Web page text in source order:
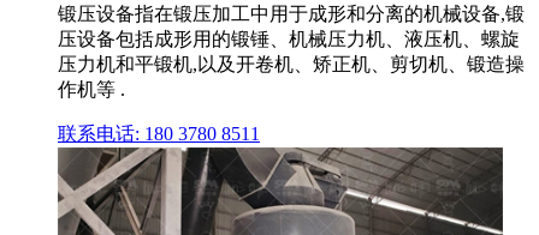
锻压设备指在锻压加工中用于成形和分离的机械设备,锻
压设备包括成形用的锻锤、机械压力机、液压机、螺旋
压力机和平锻机,以及开卷机、矫正机、剪切机、锻造操
作机等 .
联系电话: 180 3780 8511